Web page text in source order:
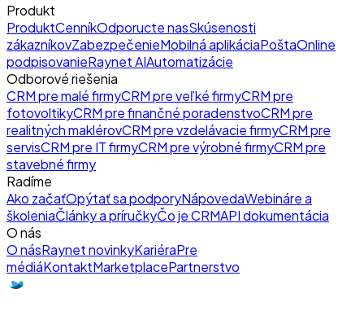
Produkt
ProduktCenníkOdporucte nasSkúsenosti
zákazníkovZabezpečenieMobilná aplikáciaPoštaOnline
podpisovanieRaynet AIAutomatizácie
Odborové riešenia
CRM pre malé firmyCRM pre veľké firmyCRM pre
fotovoltikyCRM pre finančné poradenstvoCRM pre
realitných maklérovCRM pre vzdelávacie firmyCRM pre
servisCRM pre IT firmyCRM pre výrobné firmyCRM pre
stavebné firmy
Radíme
Ako začaťOpýtať sa podporyNápovedaWebináre a
školeniaČlánky a príručkyČo je CRMAPI dokumentácia
O nás
O násRaynet novinkyKariéraPre
médiáKontaktMarketplacePartnerstvo